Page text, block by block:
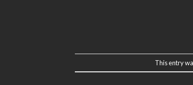
This entry